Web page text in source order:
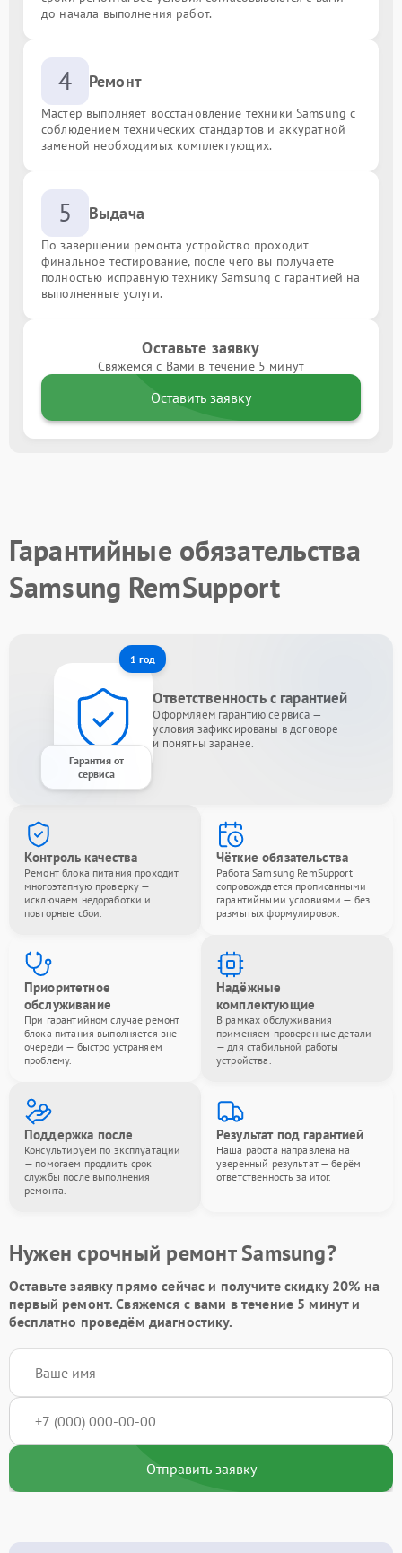
до начала выполнения работ.
4 Ремонт
Мастер выполняет восстановление техники Samsung с
соблюдением технических стандартов и аккуратной
заменой необходимых комплектующих.
5 Выдача
По завершении ремонта устройство проходит
финальное тестирование, после чего вы получаете
полностью исправную технику Samsung с гарантией на
выполненные услуги.
Оставьте заявку
Свяжемся с Вами в течение 5 минут
Оставить заявку
Гарантийные обязательства
Samsung RemSupport
1 год
Гарантия от
сервиса
Ответственность с гарантией
Оформляем гарантию сервиса —
условия зафиксированы в договоре
и понятны заранее.
Контроль качества
Ремонт блока питания проходит
многоэтапную проверку —
исключаем недоработки и
повторные сбои.
Чёткие обязательства
Работа Samsung RemSupport
сопровождается прописанными
гарантийными условиями — без
размытых формулировок.
Приоритетное
обслуживание
При гарантийном случае ремонт
блока питания выполняется вне
очереди — быстро устраняем
проблему.
Надёжные
комплектующие
В рамках обслуживания
применяем проверенные детали
— для стабильной работы
устройства.
Поддержка после
Консультируем по эксплуатации
— помогаем продлить срок
службы после выполнения
ремонта.
Результат под гарантией
Наша работа направлена на
уверенный результат — берём
ответственность за итог.
Нужен срочный ремонт Samsung?
Оставьте заявкупрямо сейчас и получите скидку 20% на
первый ремонт. Свяжемся с вами в течение 5 минут и
бесплатно проведём диагностику.
Отправить заявку